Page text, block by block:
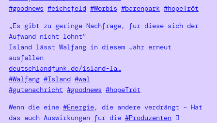
#goodnews #eichsfeld #Worbis #barenpark #hopeTröt
„Es gibt zu geringe Nachfrage, für diese sich der
Aufwand nicht lohnt“
Island lässt Walfang in diesem Jahr erneut
ausfallen
deutschlandfunk.de/island-la…
#Walfang #Island #wal
#gutenachricht #goodnews #hopeTröt
Wenn die eine #Energie, die andere verdrängt – Hat
das auch Auswirkungen für die #Produzenten 